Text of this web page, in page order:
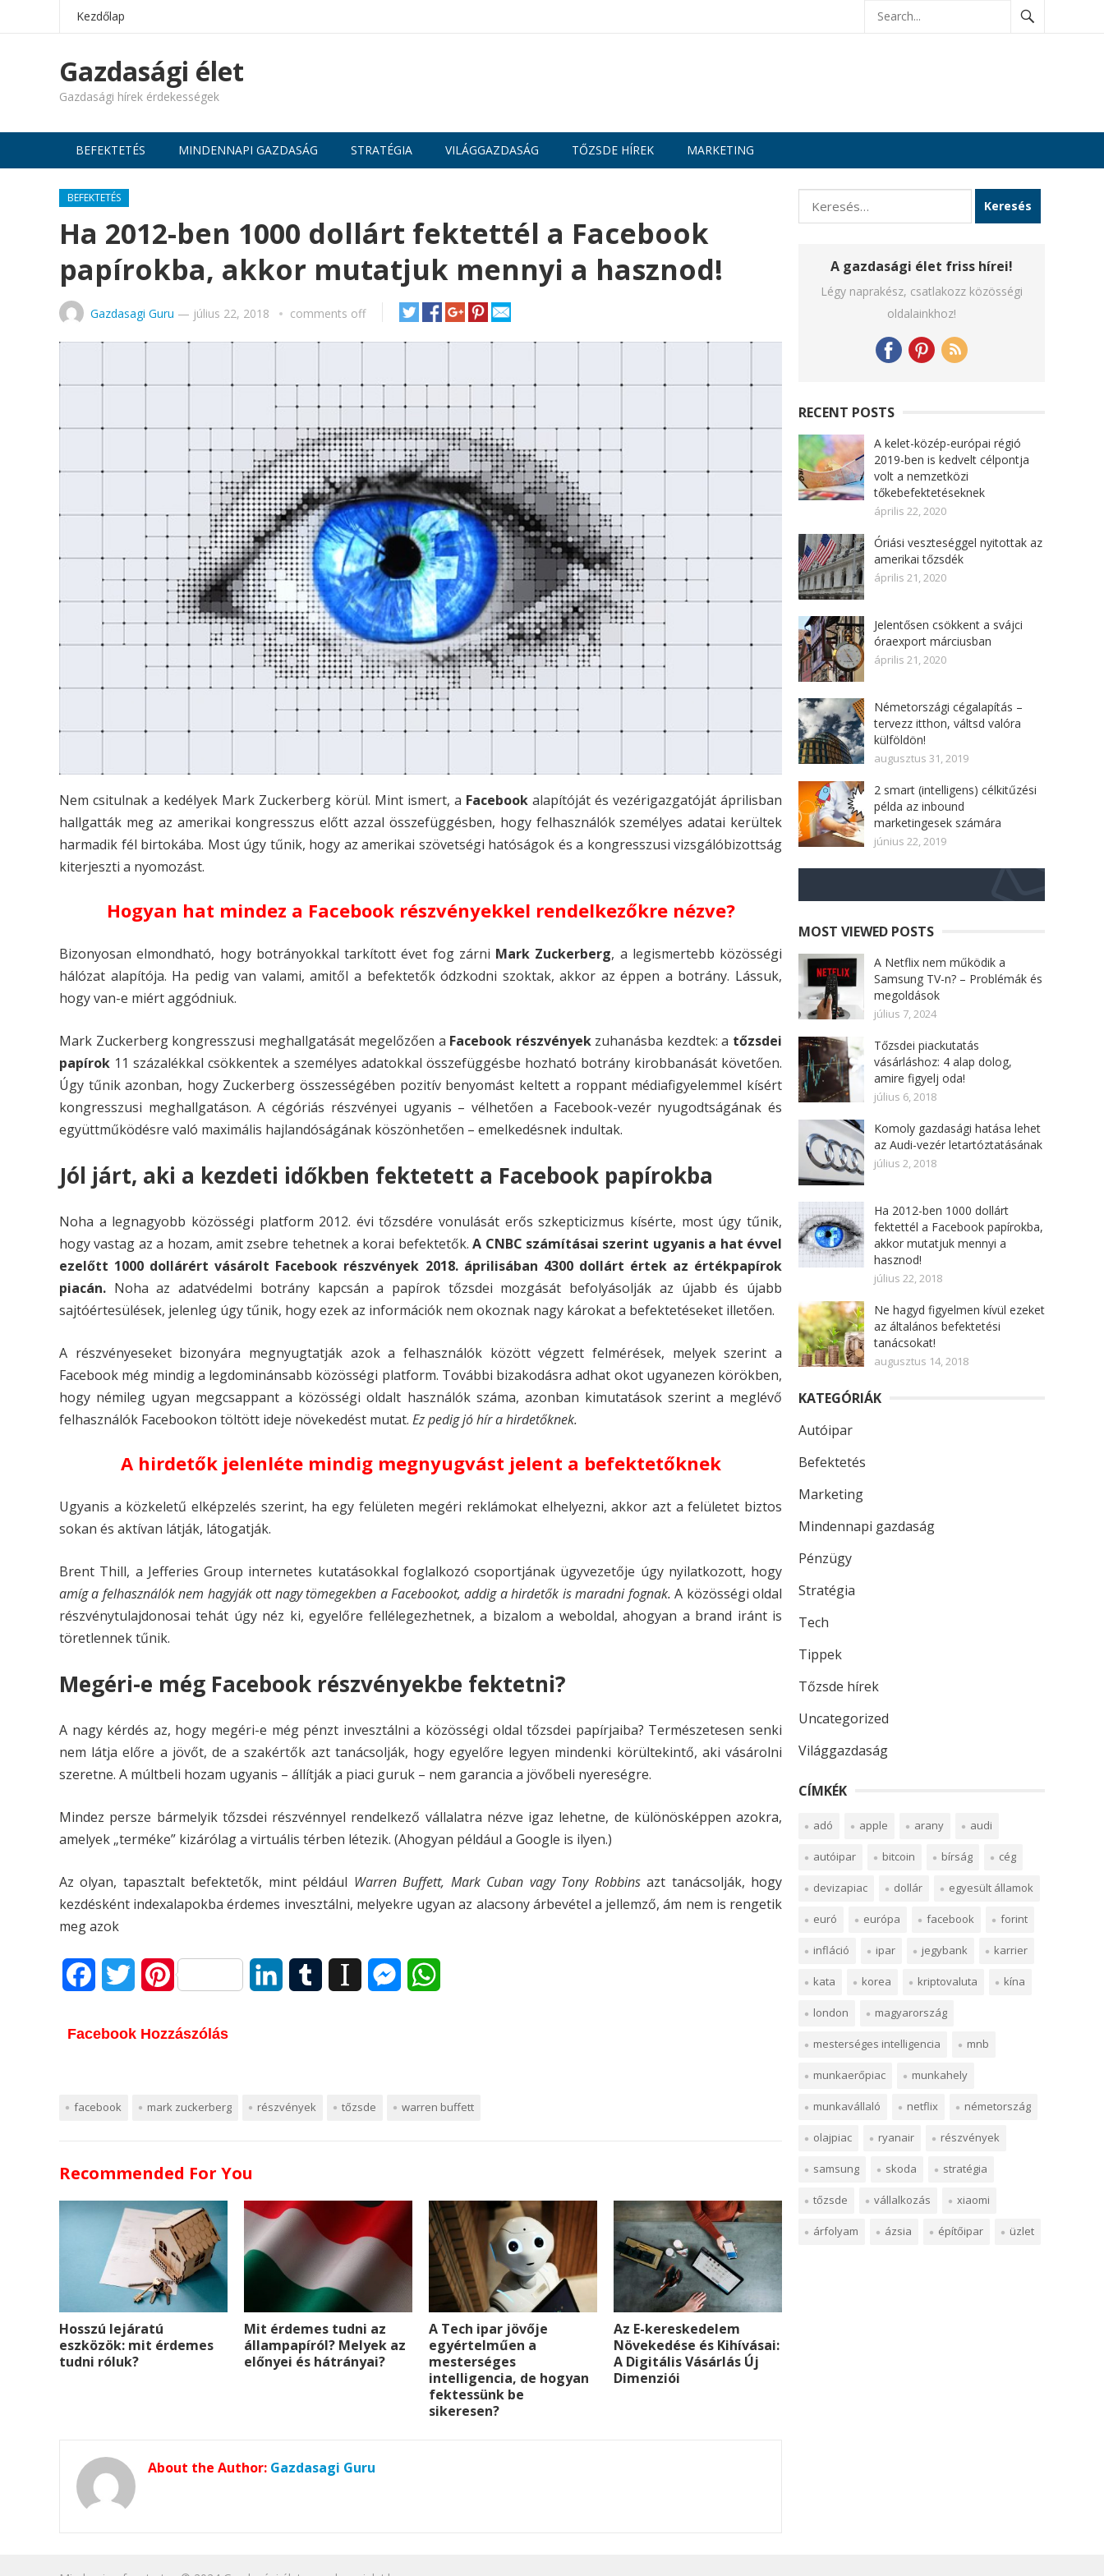
Kezdőlap
Gazdasági élet
Gazdasági hírek érdekességek
BEFEKTETÉS MINDENNAPI GAZDASÁG STRATÉGIA VILÁGGAZDASÁG TŐZSDE HÍREK MARKETING
BEFEKTETÉS
Ha 2012-ben 1000 dollárt fektettél a Facebook
papírokba, akkor mutatjuk mennyi a hasznod!
Gazdasagi Guru — július 22, 2018 comments off
Nem csitulnak a kedélyek Mark Zuckerberg körül. Mint ismert, a Facebook alapítóját és vezérigazgatóját áprilisban
hallgatták meg az amerikai kongresszus előtt azzal összefüggésben, hogy felhasználók személyes adatai kerültek
harmadik fél birtokába. Most úgy tűnik, hogy az amerikai szövetségi hatóságok és a kongresszusi vizsgálóbizottság
kiterjeszti a nyomozást.
Hogyan hat mindez a Facebook részvényekkel rendelkezőkre nézve?
Bizonyosan elmondható, hogy botrányokkal tarkított évet fog zárni Mark Zuckerberg, a legismertebb közösségi
hálózat alapítója. Ha pedig van valami, amitől a befektetők ódzkodni szoktak, akkor az éppen a botrány. Lássuk,
hogy van-e miért aggódniuk.
Mark Zuckerberg kongresszusi meghallgatását megelőzően a Facebook részvényekzuhanásba kezdtek: a tőzsdei
papírok 11 százalékkal csökkentek a személyes adatokkal összefüggésbe hozható botrány kirobbanását követően.
Úgy tűnik azonban, hogy Zuckerberg összességében pozitív benyomást keltett a roppant médiafigyelemmel kísért
kongresszusi meghallgatáson. A cégóriás részvényei ugyanis – vélhetően a Facebook-vezér nyugodtságának és
együttműködésre való maximális hajlandóságának köszönhetően – emelkedésnek indultak.
Jól járt, aki a kezdeti időkben fektetett a Facebook papírokba
Noha a legnagyobb közösségi platform 2012. évi tőzsdére vonulását erős szkepticizmus kísérte, most úgy tűnik,
hogy vastag az a hozam, amit zsebre tehetnek a korai befektetők.A CNBC számításai szerint ugyanis a hat évvel
ezelőtt 1000 dollárért vásárolt Facebook részvények 2018. áprilisában 4300 dollárt értek az értékpapírok
piacán. Noha az adatvédelmi botrány kapcsán a papírok tőzsdei mozgását befolyásolják az újabb és újabb
sajtóértesülések, jelenleg úgy tűnik, hogy ezek az információk nem okoznak nagy károkat a befektetéseket illetően.
A részvényeseket bizonyára megnyugtatják azok a felhasználók között végzett felmérések, melyek szerint a
Facebook még mindig a legdominánsabb közösségi platform. További bizakodásra adhat okot ugyanezen körökben,
hogy némileg ugyan megcsappant a közösségi oldalt használók száma, azonban kimutatások szerint a meglévő
felhasználók Facebookon töltött ideje növekedést mutat. Ez pedig jó hír a hirdetőknek.
A hirdetők jelenléte mindig megnyugvást jelent a befektetőknek
Ugyanis a közkeletű elképzelés szerint, ha egy felületen megéri reklámokat elhelyezni, akkor azt a felületet biztos
sokan és aktívan látják, látogatják.
Brent Thill, a Jefferies Group internetes kutatásokkal foglalkozó csoportjának ügyvezetője úgy nyilatkozott, hogy
amíg a felhasználók nem hagyják ott nagy tömegekben a Facebookot, addig a hirdetők is maradni fognak. A közösségi oldal
részvénytulajdonosai tehát úgy néz ki, egyelőre fellélegezhetnek, a bizalom a weboldal, ahogyan a brand iránt is
töretlennek tűnik.
Megéri-e még Facebook részvényekbe fektetni?
A nagy kérdés az, hogy megéri-e még pénzt invesztálni a közösségi oldal tőzsdei papírjaiba? Természetesen senki
nem látja előre a jövőt, de a szakértők azt tanácsolják, hogy egyelőre legyen mindenki körültekintő, aki vásárolni
szeretne. A múltbeli hozam ugyanis – állítják a piaci guruk – nem garancia a jövőbeli nyereségre.
Mindez persze bármelyik tőzsdei részvénnyel rendelkező vállalatra nézve igaz lehetne, de különösképpen azokra,
amelyek „terméke” kizárólag a virtuális térben létezik. (Ahogyan például a Google is ilyen.)
Az olyan, tapasztalt befektetők, mint például Warren Buffett, Mark Cuban vagy Tony Robbinsazt tanácsolják, hogy
kezdésként indexalapokba érdemes invesztálni, melyekre ugyan az alacsony árbevétel a jellemző, ám nem is rengetik
meg azok
c
b
o
k
i
t
r
P
n
e
e
s
t
e
n
a
p
e
r
M
e
e
s
p
Facebook Hozzászólás
facebook mark zuckerberg részvények tőzsde warren buffett
Recommended For You
Hosszú lejáratú
eszközök: mit érdemes
tudni róluk?
Mit érdemes tudni az
állampapíról? Melyek az
előnyei és hátrányai?
A Tech ipar jövője
egyértelműen a
mesterséges
intelligencia, de hogyan
fektessünk be
sikeresen?
Az E-kereskedelem
Növekedése és Kihívásai:
A Digitális Vásárlás Új
Dimenziói
About the Author: Gazdasagi Guru
Keresés:
A gazdasági élet friss hírei!
Légy naprakész, csatlakozz közösségi
oldalainkhoz!
RECENT POSTS
A kelet-közép-európai régió
2019-ben is kedvelt célpontja
volt a nemzetközi
tőkebefektetéseknek
április 22, 2020
Óriási veszteséggel nyitottak az
amerikai tőzsdék
április 21, 2020
Jelentősen csökkent a svájci
óraexport márciusban
április 21, 2020
Németországi cégalapítás –
tervezz itthon, váltsd valóra
külföldön!
augusztus 31, 2019
2 smart (intelligens) célkitűzési
példa az inbound
marketingesek számára
június 22, 2019
MOST VIEWED POSTS
A Netflix nem működik a
Samsung TV-n? – Problémák és
megoldások
július 7, 2024
Tőzsdei piackutatás
vásárláshoz: 4 alap dolog,
amire figyelj oda!
július 6, 2018
Komoly gazdasági hatása lehet
az Audi-vezér letartóztatásának
július 2, 2018
Ha 2012-ben 1000 dollárt
fektettél a Facebook papírokba,
akkor mutatjuk mennyi a
hasznod!
július 22, 2018
Ne hagyd figyelmen kívül ezeket
az általános befektetési
tanácsokat!
augusztus 14, 2018
KATEGÓRIÁK
Autóipar
Befektetés
Marketing
Mindennapi gazdaság
Pénzügy
Stratégia
Tech
Tippek
Tőzsde hírek
Uncategorized
Világgazdaság
CÍMKÉK
adó apple arany audi
autóipar bitcoin bírság cég
devizapiac dollár egyesült államok
euró európa facebook forint
infláció ipar jegybank karrier
kata korea kriptovaluta kína
london magyarország
mesterséges intelligencia mnb
munkaerőpiac munkahely
munkavállaló netflix németország
olajpiac ryanair részvények
samsung skoda stratégia
tőzsde vállalkozás xiaomi
árfolyam ázsia építőipar üzlet